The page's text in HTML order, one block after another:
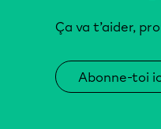
Ça va t’aider,
Abonne-toi